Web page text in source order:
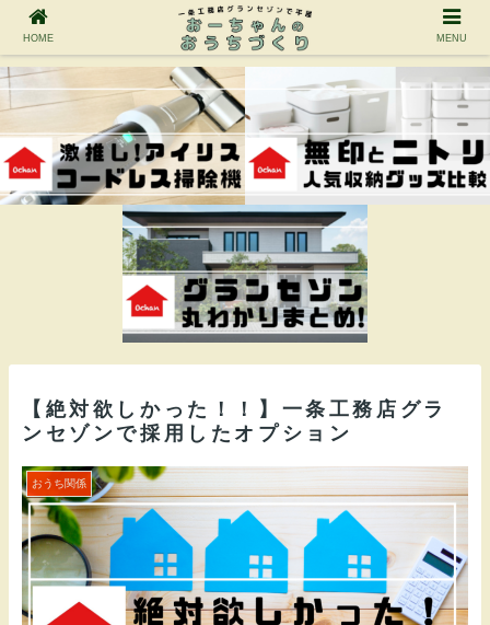
【絶対欲しかった！！】一条工務店グラ
ンセゾンで採用したオプション
おうち関係
HOME MENU